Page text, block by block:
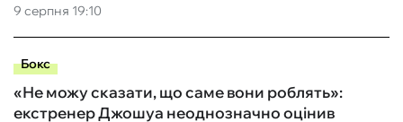
9 серпня 19:10
Бокс
«Не можу сказати, що саме вони роблять»:
екстренер Джошуа неоднозначно оцінив